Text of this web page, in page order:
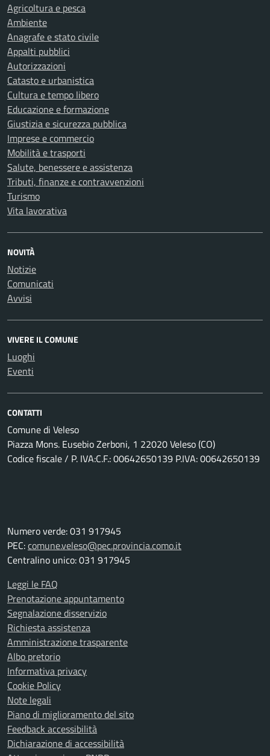
Agricoltura e pesca
Ambiente
Anagrafe e stato civile
Appalti pubblici
Autorizzazioni
Catasto e urbanistica
Cultura e tempo libero
Educazione e formazione
Giustizia e sicurezza pubblica
Imprese e commercio
Mobilità e trasporti
Salute, benessere e assistenza
Tributi, finanze e contravvenzioni
Turismo
Vita lavorativa
NOVITÀ
Notizie
Comunicati
Avvisi
VIVERE IL COMUNE
Luoghi
Eventi
CONTATTI
Comune di Veleso
Piazza Mons. Eusebio Zerboni, 1 22020 Veleso (CO)
Codice fiscale / P. IVA:C.F.: 00642650139 P.IVA: 00642650139
Numero verde: 031 917945
PEC:comune.veleso@pec.provincia.como.it
Centralino unico: 031 917945
Leggi le FAQ
Prenotazione appuntamento
Segnalazione disservizio
Richiesta assistenza
Amministrazione trasparente
Albo pretorio
Informativa privacy
Cookie Policy
Note legali
Piano di miglioramento del sito
Feedback accessibilità
Dichiarazione di accessibilità